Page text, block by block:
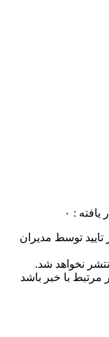
یافته : ۰
توسط مدیران
نخواهد شد.
مرتبط با خبر باشد